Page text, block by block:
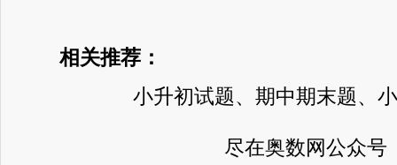
相关推荐：
小升初试题、期中期末题、
尽在奥数网公众号